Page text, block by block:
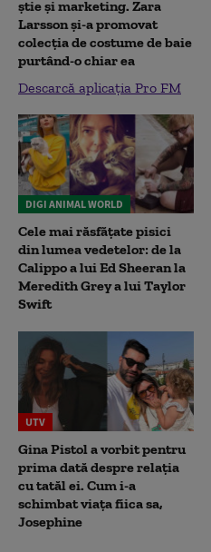
știe și marketing. Zara
Larsson și-a promovat
colecția de costume de baie
purtând-o chiar ea
Descarcă aplicația Pro FM
DIGI ANIMAL WORLD
Cele mai răsfățate pisici
din lumea vedetelor: de la
Calippo a lui Ed Sheeran la
Meredith Grey a lui Taylor
Swift
UTV
Gina Pistol a vorbit pentru
prima dată despre relația
cu tatăl ei. Cum i-a
schimbat viața fiica sa,
Josephine